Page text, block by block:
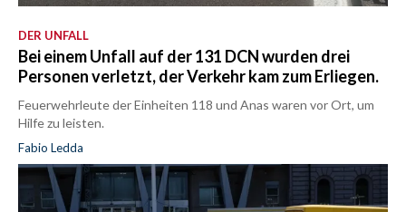
DER UNFALL
Bei einem Unfall auf der 131 DCN wurden drei
Personen verletzt, der Verkehr kam zum Erliegen.
Feuerwehrleute der Einheiten 118 und Anas waren vor Ort, um
Hilfe zu leisten.
Fabio Ledda